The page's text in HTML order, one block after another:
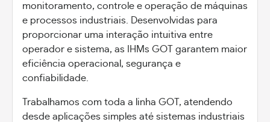
monitoramento, controle e operação de máquinas
e processos industriais. Desenvolvidas para
proporcionar uma interação intuitiva entre
operador e sistema, as IHMs GOT garantem maior
eficiência operacional, segurança e
confiabilidade.
Trabalhamos com toda a linha GOT, atendendo
desde aplicações simples até sistemas industriais